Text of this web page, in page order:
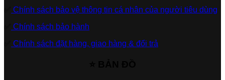
Chính sách bảo vệ thông tin cá nhân của người tiêu dùng
Chính sách bảo hành
Chính sách đặt hàng, giao hàng & đổi trả